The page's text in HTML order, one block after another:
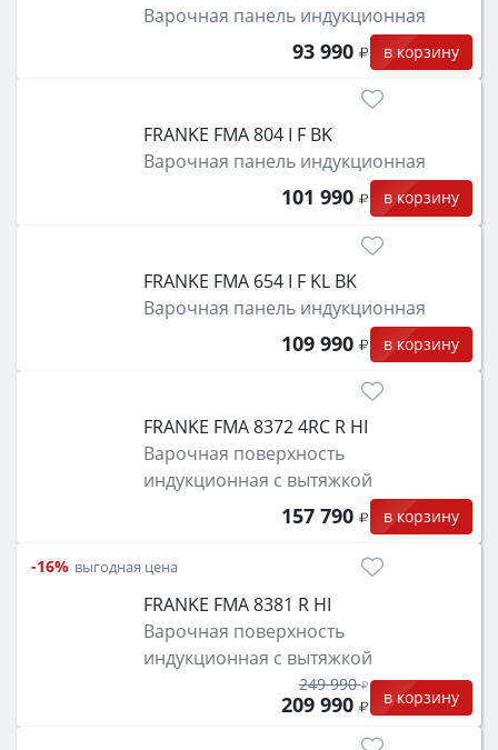
Варочная панель индукционная
93 990 в корзину
FRANKE FMA 804 I F BK
Варочная панель индукционная
101 990 в корзину
FRANKE FMA 654 I F KL BK
Варочная панель индукционная
109 990 в корзину
FRANKE FMA 8372 4RC R HI
Варочная поверхность
индукционная с вытяжкой
157 790 в корзину
-16% выгодная цена
FRANKE FMA 8381 R HI
Варочная поверхность
индукционная с вытяжкой
249 990
209 990 в корзину